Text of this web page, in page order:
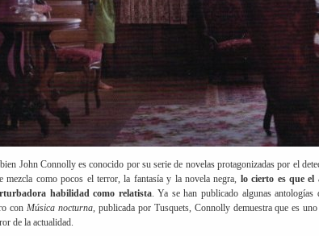
John Connolly es conocido por su serie de novelas protagonizadas por el
mezcla como pocos el terror, la fantasía y la novela negra, lo cierto es que
habilidad como relatista. Ya se han publicado algunas antologías
con Música nocturna, publicada por Tusquets, Connolly demuestra que es
de la actualidad.